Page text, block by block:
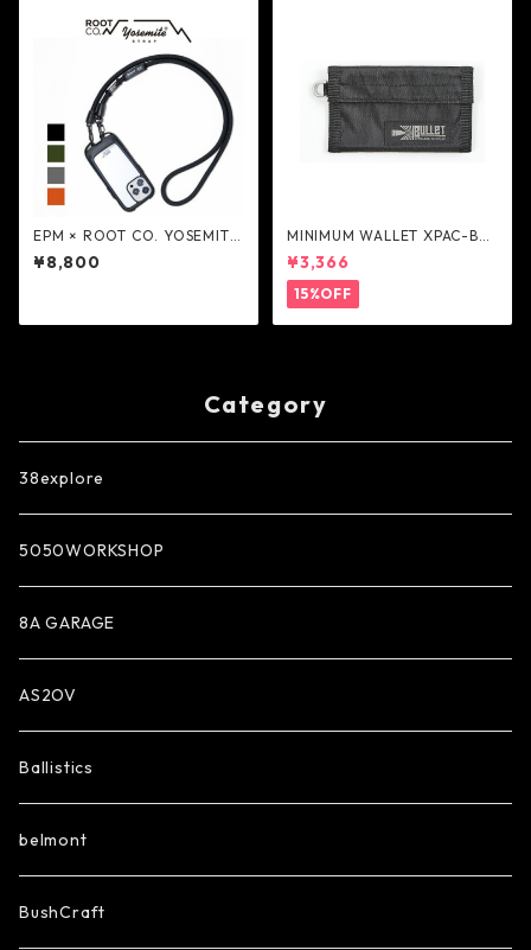
EPM × ROOT CO. YOSEMITE
MOBILE STRAP - ROOT CO.
¥8,800
MINIMUM WALLET XPAC-BK
- Ballistics
¥3,366
15%OFF
Category
38explore
5050WORKSHOP
8A GARAGE
AS2OV
Ballistics
belmont
BushCraft